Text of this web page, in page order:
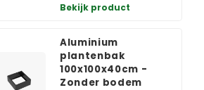
Bekijk product
Aluminium
plantenbak
100x100x40cm -
Zonder bodem